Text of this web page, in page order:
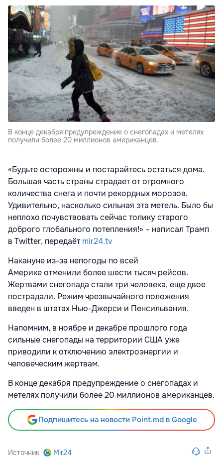
В конце декабря предупреждение о снегопадах и метелях
получили более 20 миллионов американцев.
«Будьте осторожны и постарайтесь остаться дома.
Большая часть страны страдает от огромного
количества снега и почти рекордных морозов.
Удивительно, насколько сильная эта метель. Было бы
неплохо почувствовать сейчас толику старого
доброго глобального потепления!» – написал Трамп
в Twitter, передаётmir24.tv
Накануне из-за непогоды по всей
Америке отменили более шести тысяч рейсов.
Жертвами снегопада стали три человека, еще двое
пострадали. Режим чрезвычайного положения
введен в штатах Нью-Джерси и Пенсильвания.
Напомним, в ноябре и декабре прошлого года
сильные снегопады на территории США уже
приводили к отключению электроэнергии и
человеческим жертвам.
В конце декабря предупреждение о снегопадах и
метелях получили более 20 миллионов американцев.
Подпишитесь на новости Point.md в Google
Источник Mir24